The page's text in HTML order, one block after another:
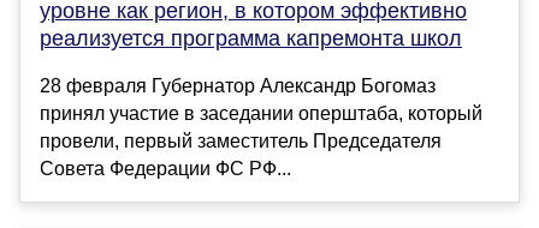
уровне как регион, в котором эффективно
реализуется программа капремонта школ
28 февраля Губернатор Александр Богомаз
принял участие в заседании оперштаба, который
провели, первый заместитель Председателя
Совета Федерации ФС РФ...